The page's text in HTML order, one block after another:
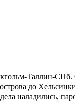
Таллин-СПб.
до
наладились,